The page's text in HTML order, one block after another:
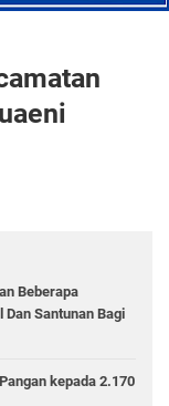
Beberapa
Santunan Bagi
kepada 2.170